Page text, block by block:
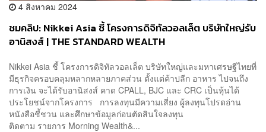
4 สิงหาคม 2024
ชมคลิป: Nikkei Asia ชี้ โครงการดิจิทัลวอลเล็ต บริษัทใหญ่รับ
อานิสงส์ | THE STANDARD WEALTH
Nikkei Asia ชี้ โครงการดิจิทัลวอลเล็ต บริษัทใหญ่และมหาเศรษฐีไทยที่
มีธุรกิจครอบคลุมหลากหลายภาคส่วน ตั้งแต่ค้าปลีก อาหาร ไปจนถึง
การเงิน จะได้รับอานิสงส์ คาด CPALL, BJC และ CRC เป็นหุ้นได้
ประโยชน์จากโครงการ การลงทุนมีความเสี่ยง ผู้ลงทุนโปรดอ่าน
หนังสือชี้ชวน และศึกษาข้อมูลก่อนตัดสินใจลงทุน
ติดตาม รายการ Morning Wealth&...